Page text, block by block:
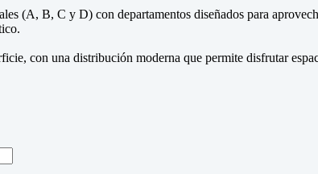
(A, B, C y D) con departamentos diseñados para
con una distribución moderna que permite disfrutar